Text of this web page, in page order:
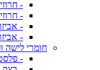
-
-
-
-
חומרי לישה
-